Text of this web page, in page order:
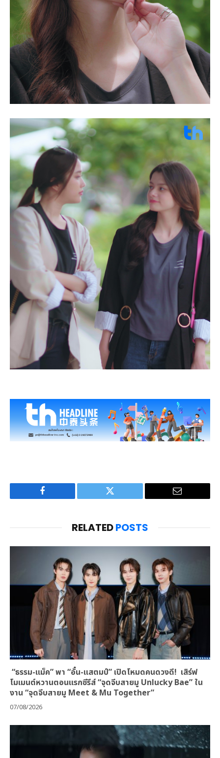
Facebook Twitter Email
RELATEDPOSTS
“ธรรม-แม็ค” พา “อั๋น-แสตมป์” เปิดโหมดคนดวงดี! เสิร์ฟ
โมเมนต์หวานตอนแรกซีรีส์ “จุดจีบสายมู Unlucky Bae” ใน
งาน “จุดจีบสายมู Meet & Mu Together”
07/08/2026